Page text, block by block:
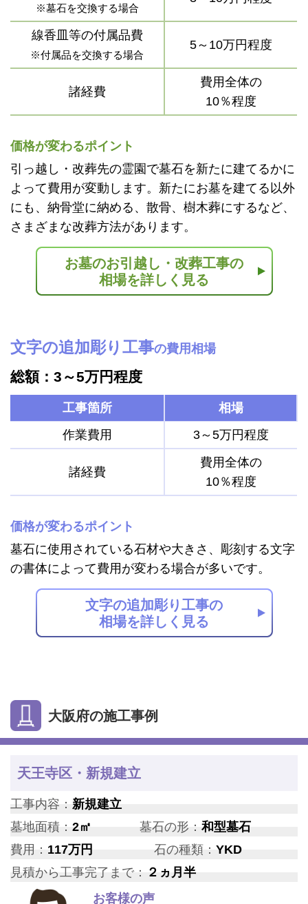
※墓石を交換する場合
線香皿等の付属品費
※付属品を交換する場合
5～10万円程度
諸経費
費用全体の
10％程度
価格が変わるポイント
引っ越し・改葬先の霊園で墓石を新たに建てるかに
よって費用が変動します。新たにお墓を建てる以外
にも、納骨堂に納める、散骨、樹木葬にするなど、
さまざまな改葬方法があります。
お墓のお引越し・改葬工事の
相場を詳しく見る
文字の追加彫り工事の費用相場
総額：3～5万円程度
工事箇所
相場
作業費用
3～5万円程度
諸経費
費用全体の
10％程度
価格が変わるポイント
墓石に使用されている石材や大きさ、彫刻する文字
の書体によって費用が変わる場合が多いです。
文字の追加彫り工事の
相場を詳しく見る
大阪府の施工事例
天王寺区・新規建立
工事内容： 新規建立
墓地面積： 2㎡ 墓石の形：和型墓石
費用： 117万円 石の種類： YKD
見積から工事完了まで： ２ヵ月半
お客様の声